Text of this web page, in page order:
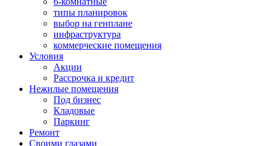
типы планировок
выбор на генплане
инфраструктура
коммерческие помещения
Условия
Акции
Рассрочка и кредит
Нежилые помещения
Под бизнес
Кладовые
Паркинг
Ремонт
Своими глазами